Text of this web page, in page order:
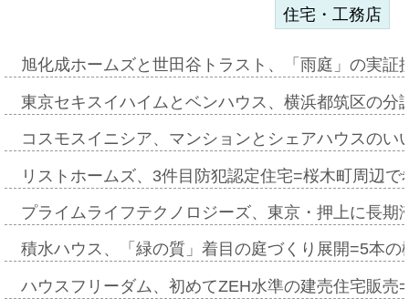
住宅・工務店
旭化成ホームズと世田谷トラスト、「雨庭」の実
東京セキスイハイムとベンハウス、横浜都筑区の
コスモスイニシア、マンションとシェアハウスの
リストホームズ、3件目防犯認定住宅=桜木町周辺
プライムライフテクノロジーズ、東京・押上に長
積水ハウス、「緑の質」着目の庭づくり展開=5本
ハウスフリーダム、初めてZEH水準の建売住宅販